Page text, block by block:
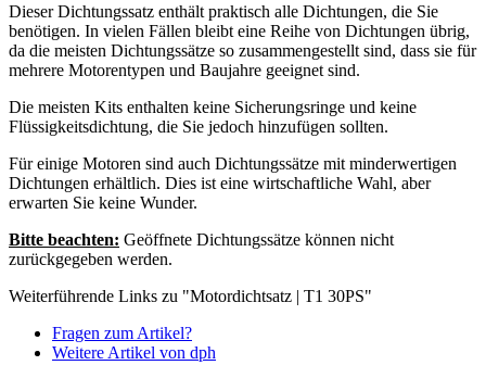
Dieser Dichtungssatz enthält praktisch alle Dichtungen, die Sie
benötigen. In vielen Fällen bleibt eine Reihe von Dichtungen übrig,
da die meisten Dichtungssätze so zusammengestellt sind, dass sie für
mehrere Motorentypen und Baujahre geeignet sind.
Die meisten Kits enthalten keine Sicherungsringe und keine
Flüssigkeitsdichtung, die Sie jedoch hinzufügen sollten.
Für einige Motoren sind auch Dichtungssätze mit minderwertigen
Dichtungen erhältlich. Dies ist eine wirtschaftliche Wahl, aber
erwarten Sie keine Wunder.
Bitte beachten: Geöffnete Dichtungssätze können nicht
zurückgegeben werden.
Weiterführende Links zu "Motordichtsatz | T1 30PS"
Fragen zum Artikel?
Weitere Artikel von dph